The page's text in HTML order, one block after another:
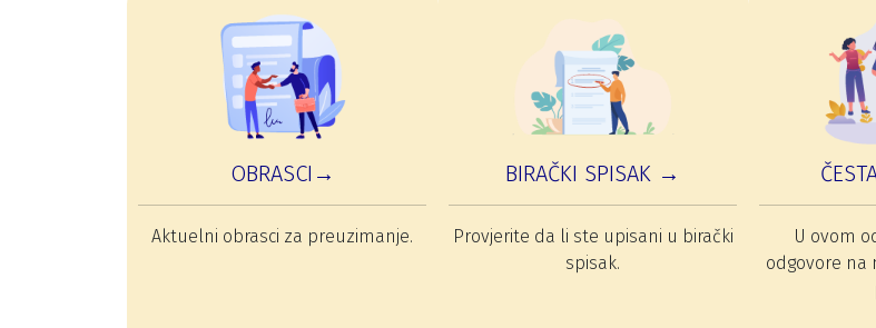
OBRASCI→
Aktuelni obrasci za preuzimanje.
BIRAČKI SPISAK →
Provjerite da li ste upisani u birački
spisak.
U ovom
odgovore na